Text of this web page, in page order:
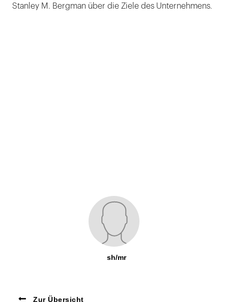
Stanley M. Bergman über die Ziele des Unternehmens.
sh/mr
Zur Übersicht